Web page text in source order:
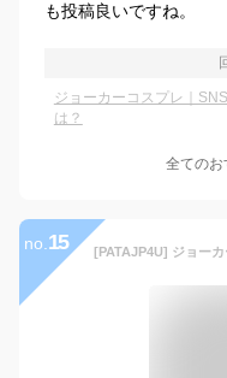
も投稿良いですね。
ジョーカーコスプレ｜
は？
全てのお
no. 15